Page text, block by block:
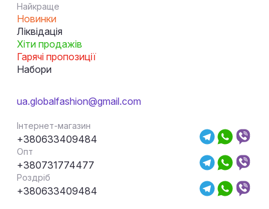
Найкраще
Новинки
Ліквідація
Хіти продажів
Гарячі пропозиції
Набори
ua.globalfashion@gmail.com
Інтернет-магазин
+380633409484
Опт
+380731774477
Роздріб
+380633409484